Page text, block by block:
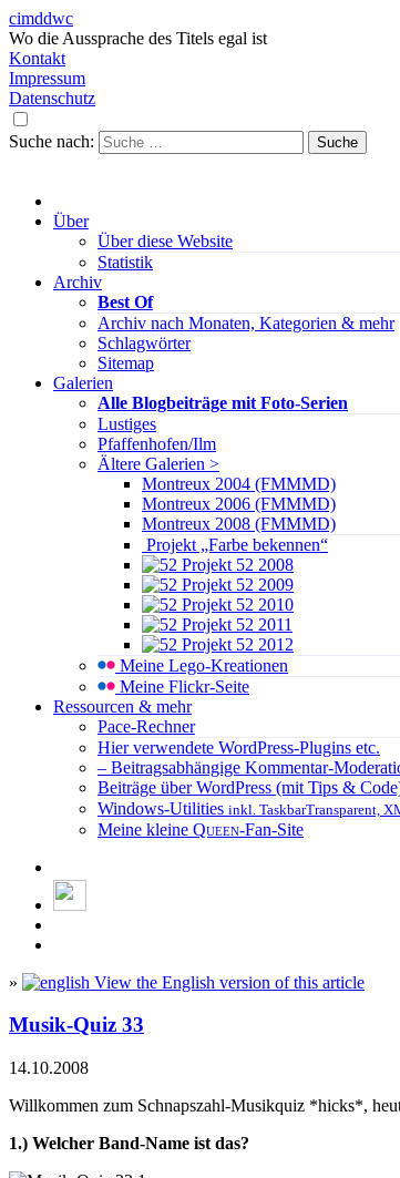
cimddwc
Wo die Aussprache des Titels egal ist
Kontakt
Impressum
Datenschutz
Suche nach:
Über
Über diese Website
Statistik
Archiv
Best Of
Archiv nach Monaten, Kategorien & mehr
Schlagwörter
Sitemap
Galerien
Alle Blogbeiträge mit Foto-Serien
Lustiges
Pfaffenhofen/Ilm
Ältere Galerien >
Montreux 2004 (FMMMD)
Montreux 2006 (FMMMD)
Montreux 2008 (FMMMD)
Projekt „Farbe bekennen“
Projekt 52 2008
Projekt 52 2009
Projekt 52 2010
Projekt 52 2011
Projekt 52 2012
Meine Lego-Kreationen
Meine Flickr-Seite
Ressourcen & mehr
Pace-Rechner
Hier verwendete WordPress-Plugins etc.
– Beitragsabhängige Kommentar-
Beiträge über WordPress (mit Tips &
Windows-Utilities inkl. TaskbarTransparent,
Meine kleine Queen-Fan-Site
» View the English version of this article
Musik-Quiz 33
14.10.2008
Willkommen zum Schnapszahl-Musikquiz *hicks*,
1.) Welcher Band-Name ist das?